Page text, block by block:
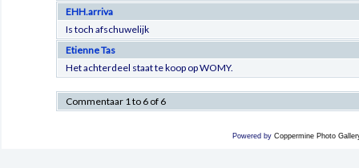
EHH.arriva
Is toch afschuwelijk
Etienne Tas
Het achterdeel staat te koop op WOMY.
Commentaar 1 to 6 of 6
Powered by Coppermine Photo